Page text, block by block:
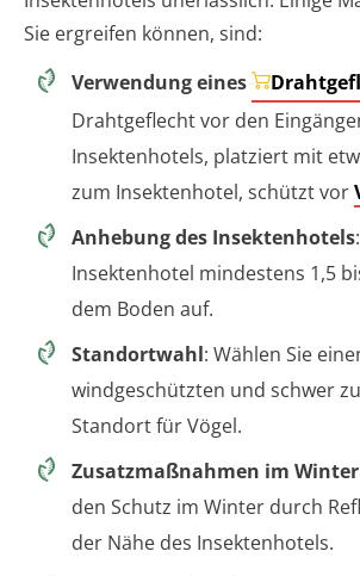
Sie ergreifen können, sind:
Verwendung eines
Drahtgeflecht vor den
Insektenhotels, platziert mit
zum Insektenhotel, schützt vor
Anhebung des Insektenhotels
Insektenhotel mindestens 1,5
dem Boden auf.
Standortwahl: Wählen Sie
windgeschützten und schwer
Standort für Vögel.
Zusatzmaßnahmen im Winter
den Schutz im Winter durch
der Nähe des Insektenhotels.